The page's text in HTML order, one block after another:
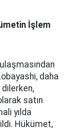
İşlem
daha
satın
yılda
Hükümet,